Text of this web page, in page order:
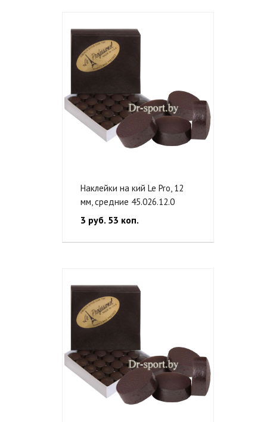
Наклейки на кий Le Pro, 12
мм, средние 45.026.12.0
3 руб. 53 коп.